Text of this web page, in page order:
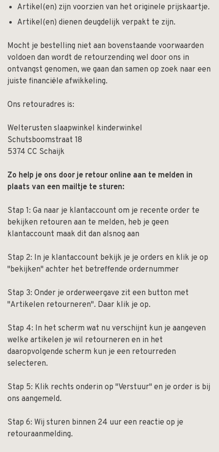
Artikel(en) zijn voorzien van het originele prijskaartje.
Artikel(en) dienen deugdelijk verpakt te zijn.
Mocht je bestelling niet aan bovenstaande voorwaarden
voldoen dan wordt de retourzending wel door ons in
ontvangst genomen, we gaan dan samen op zoek naar een
juiste financiële afwikkeling.
Ons retouradres is:
Welterusten slaapwinkel kinderwinkel
Schutsboomstraat 18
5374 CC Schaijk
Zo help je ons door je retour online aan te melden in
plaats van een mailtje te sturen:
Stap 1: Ga naar je klantaccount om je recente order te
bekijken retouren aan te melden, heb je geen
klantaccount maak dit dan alsnog aan
Stap 2: In je klantaccount bekijk je je orders en klik je op
"bekijken" achter het betreffende ordernummer
Stap 3: Onder je orderweergave zit een button met
"Artikelen retourneren". Daar klik je op.
Stap 4: In het scherm wat nu verschijnt kun je aangeven
welke artikelen je wil retourneren en in het
daaropvolgende scherm kun je een retourreden
selecteren.
Stap 5: Klik rechts onderin op "Verstuur" en je order is bij
ons aangemeld.
Stap 6: Wij sturen binnen 24 uur een reactie op je
retouraanmelding.